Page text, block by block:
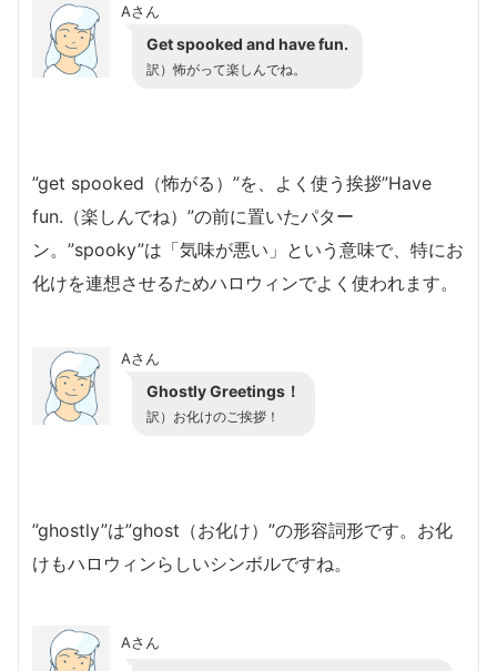
Aさん
Get spooked and have fun.
訳）怖がって楽しんでね。
”get spooked（怖がる）”を、よく使う挨拶”Have
fun.（楽しんでね）”の前に置いたパター
ン。”spooky”は「気味が悪い」という意味で、特にお
化けを連想させるためハロウィンでよく使われます。
Aさん
Ghostly Greetings！
訳）お化けのご挨拶！
”ghostly”は”ghost（お化け）”の形容詞形です。お化
けもハロウィンらしいシンボルですね。
Aさん